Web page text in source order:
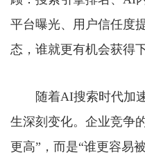
平台曝光、用户信任度
态，谁就更有机会获得
随着AI搜索时代加速
生深刻变化。企业竞争
更高”，而是“谁更容易